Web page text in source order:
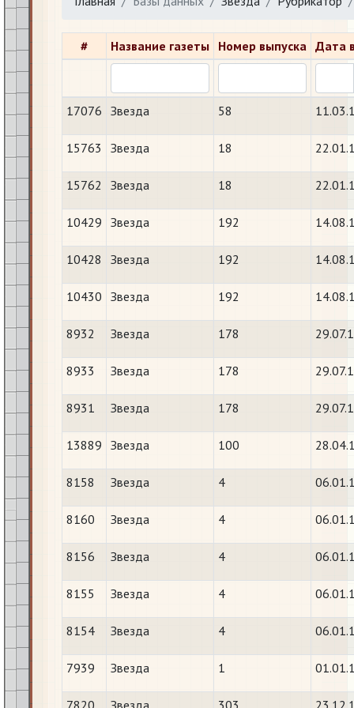
# Название газеты Номер выпуска Дата
17076 Звезда 58
15763 Звезда 18
15762 Звезда 18
10429 Звезда 192
10428 Звезда 192
10430 Звезда 192
8932 Звезда 178
8933 Звезда 178
8931 Звезда 178
13889 Звезда 100
8158 Звезда 4
8160 Звезда 4
8156 Звезда 4
8155 Звезда 4
8154 Звезда 4
7939 Звезда 1
7820 Звезда 303